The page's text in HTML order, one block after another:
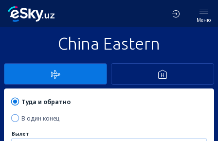
Меню
China Eastern
Туда и обратно
В один конец
Вылет